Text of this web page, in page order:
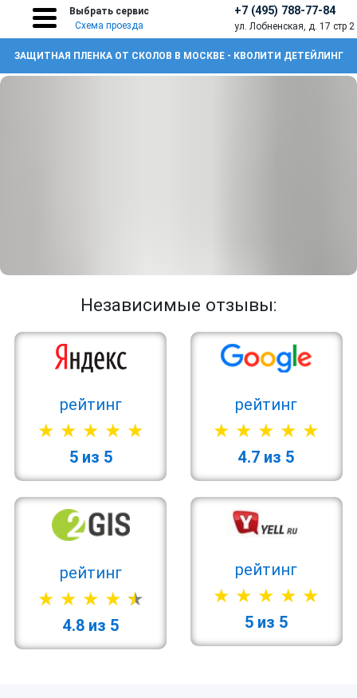
Выбрать сервис
Схема проезда
+7 (495) 788-77-84
ул. Лобненская, д. 17 стр 2
ЗАЩИТНАЯ ПЛЕНКА ОТ СКОЛОВ В МОСКВЕ - КВОЛИТИ ДЕТЕЙЛИНГ
Независимые отзывы:
рейтинг
5 из 5
рейтинг
4.7 из 5
рейтинг
4.8 из 5
рейтинг
5 из 5